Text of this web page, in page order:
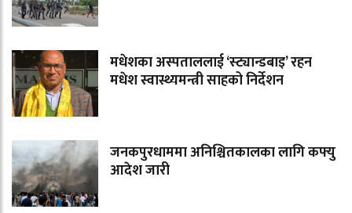
मधेशका अस्पताललाई ‘स्ट्यान्डबाइ’ रहन
मधेश स्वास्थ्यमन्त्री साहको निर्देशन
जनकपुरधाममा अनिश्चितकालका लागि कफ्यु
आदेश जारी